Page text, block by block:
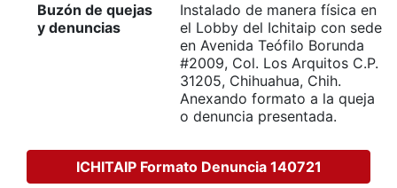
Buzón de quejas
y denuncias
Instalado de manera física en
el Lobby del Ichitaip con sede
en Avenida Teófilo Borunda
#2009, Col. Los Arquitos C.P.
31205, Chihuahua, Chih.
Anexando formato a la queja
o denuncia presentada.
ICHITAIP Formato Denuncia 140721